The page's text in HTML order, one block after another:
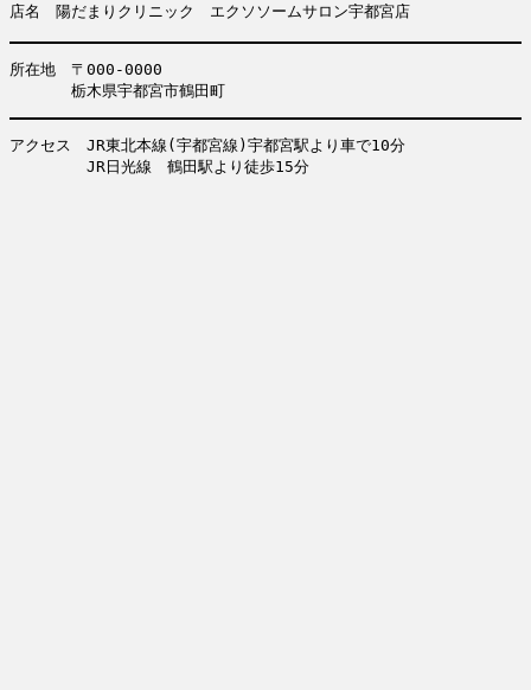
店名　陽だまりクリニック　エクソソームサロン宇都宮店
所在地　〒000-0000
栃木県宇都宮市鶴田町
アクセス　JR東北本線(宇都宮線)宇都宮駅より車で10分
JR日光線　鶴田駅より徒歩15分